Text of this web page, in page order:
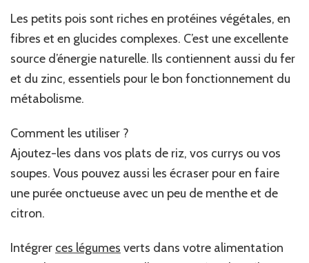
Les petits pois sont riches en protéines végétales, en
fibres et en glucides complexes. C’est une excellente
source d’énergie naturelle. Ils contiennent aussi du fer
et du zinc, essentiels pour le bon fonctionnement du
métabolisme.
Comment les utiliser ?
Ajoutez-les dans vos plats de riz, vos currys ou vos
soupes. Vous pouvez aussi les écraser pour en faire
une purée onctueuse avec un peu de menthe et de
citron.
Intégrer ces légumes verts dans votre alimentation